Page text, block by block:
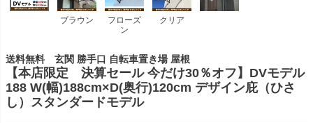
ブラウン
フローズ
ン
クリア
送料無料 玄関 勝手口 自転車置き場 屋根
【本店限定 決算セール 今だけ30％オフ】DVモデル
188 W(幅)188cm×D(奥行)120cm デザイン庇（ひさ
し）スタンダードモデル